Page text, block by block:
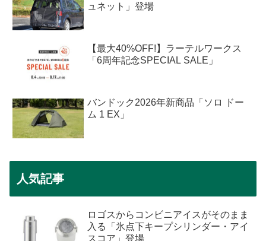
ュネット」登場
【最大40%OFF!】ラーテルワークス
「6周年記念SPECIAL SALE」
バンドック2026年新商品「ソロ ドー
ム 1 EX」
人気記事
ロゴスからコンビニアイスがそのまま
入る「氷点下キープシリンダー・アイ
スコア」登場